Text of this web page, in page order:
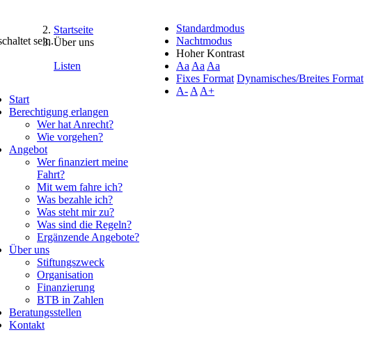
Standardmodus
Nachtmodus
Hoher Kontrast
Aa Aa Aa
Fixes Format Dynamisches/Breites Format
A- A A+
sein.
Start
Berechtigung erlangen
Wer hat Anrecht?
Wie vorgehen?
Angebot
Wer ﬁnanziert meine
Fahrt?
Mit wem fahre ich?
Was bezahle ich?
Was steht mir zu?
Was sind die Regeln?
Ergänzende Angebote?
Über uns
Stiftungszweck
Organisation
Finanzierung
BTB in Zahlen
Beratungsstellen
Kontakt
Startseite
Über uns
Listen